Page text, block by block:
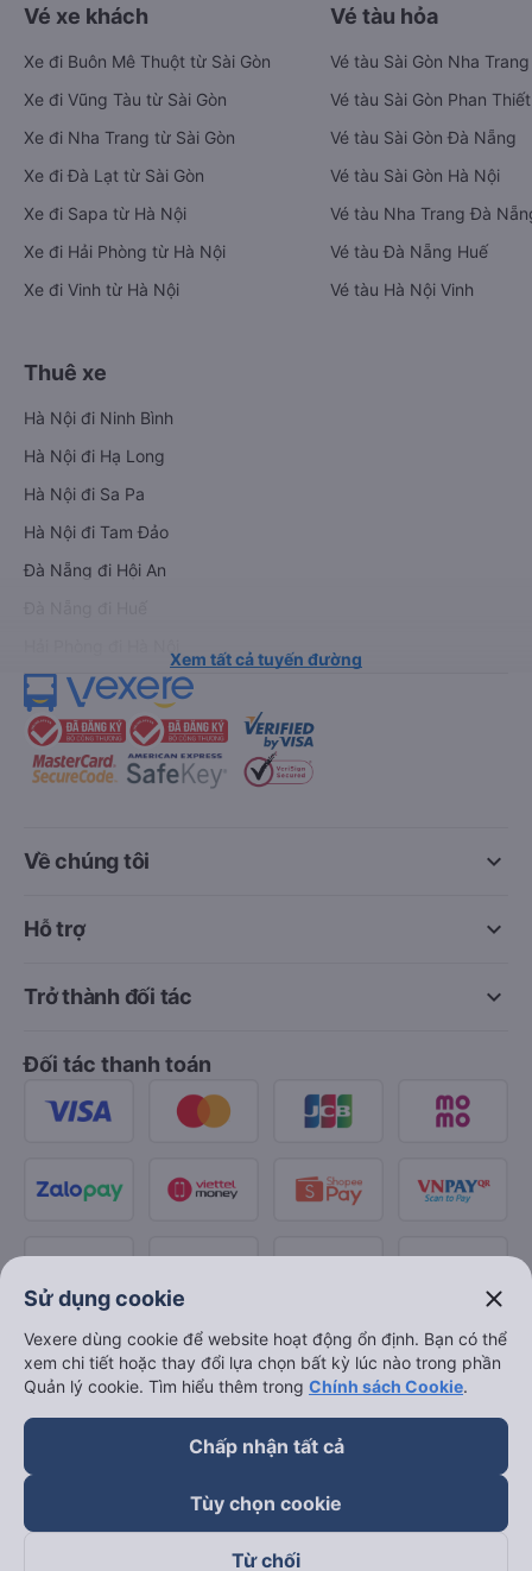
Vé xe khách
Xe đi Buôn Mê Thuột từ Sài Gòn
Xe đi Vũng Tàu từ Sài Gòn
Xe đi Nha Trang từ Sài Gòn
Xe đi Đà Lạt từ Sài Gòn
Xe đi Sapa từ Hà Nội
Xe đi Hải Phòng từ Hà Nội
Xe đi Vinh từ Hà Nội
Vé tàu hỏa
Vé tàu Sài Gòn Nha Trang
Vé tàu Sài Gòn Phan Thiết
Vé tàu Sài Gòn Đà Nẵng
Vé tàu Sài Gòn Hà Nội
Vé tàu Nha Trang Đà
Vé tàu Đà Nẵng Huế
Vé tàu Hà Nội Vinh
Thuê xe
Hà Nội đi Ninh Bình
Hà Nội đi Hạ Long
Hà Nội đi Sa Pa
Hà Nội đi Tam Đảo
Đà Nẵng đi Hội An
Xem tất cả tuyến đường
keyboard_arrow_down
Về chúng tôi
keyboard_arrow_down
Hỗ trợ
keyboard_arrow_down
Trở thành đối tác
Đối tác thanh toán
Sử dụng cookie close
Vexere dùng cookie để website hoạt động ổn định. Bạn có thể
xem chi tiết hoặc thay đổi lựa chọn bất kỳ lúc nào trong phần
Quản lý cookie. Tìm hiểu thêm trong Chính sách Cookie.
Chấp nhận tất cả
Tùy chọn cookie
Từ chối